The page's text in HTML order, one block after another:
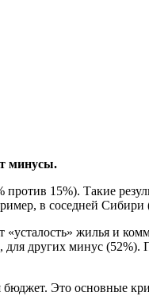
минусы.
против 15%). Такие
в соседней Сибири
жилья и
для других минус
Это основные